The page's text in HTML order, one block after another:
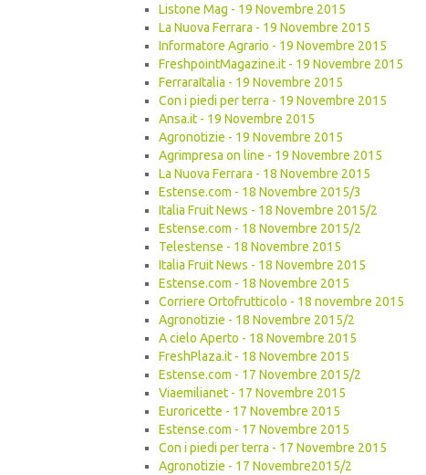
Listone Mag - 19 Novembre 2015
La Nuova Ferrara - 19 Novembre 2015
Informatore Agrario - 19 Novembre 2015
FreshpointMagazine.it - 19 Novembre 2015
FerraraItalia - 19 Novembre 2015
Con i piedi per terra - 19 Novembre 2015
Ansa.it - 19 Novembre 2015
Agronotizie - 19 Novembre 2015
Agrimpresa on line - 19 Novembre 2015
La Nuova Ferrara - 18 Novembre 2015
Estense.com - 18 Novembre 2015/3
Italia Fruit News - 18 Novembre 2015/2
Estense.com - 18 Novembre 2015/2
Telestense - 18 Novembre 2015
Italia Fruit News - 18 Novembre 2015
Estense.com - 18 Novembre 2015
Corriere Ortofrutticolo - 18 novembre 2015
Agronotizie - 18 Novembre 2015/2
A cielo Aperto - 18 Novembre 2015
FreshPlaza.it - 18 Novembre 2015
Estense.com - 17 Novembre 2015/2
Viaemilianet - 17 Novembre 2015
Euroricette - 17 Novembre 2015
Estense.com - 17 Novembre 2015
Con i piedi per terra - 17 Novembre 2015
Agronotizie - 17 Novembre2015/2